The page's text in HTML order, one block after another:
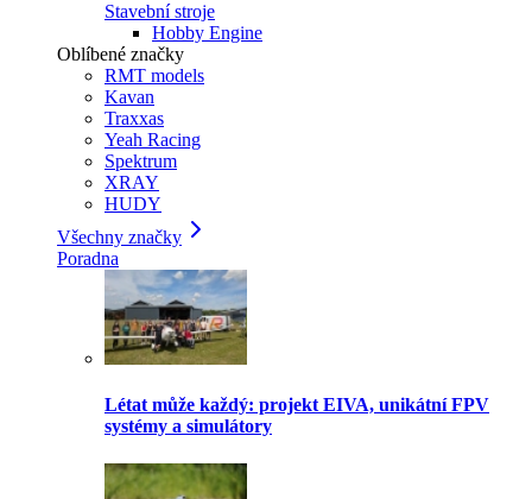
Stavební stroje
Hobby Engine
Oblíbené značky
RMT models
Kavan
Traxxas
Yeah Racing
Spektrum
XRAY
HUDY
Všechny značky
Poradna
Létat může každý: projekt EIVA, unikátní FPV
systémy a simulátory